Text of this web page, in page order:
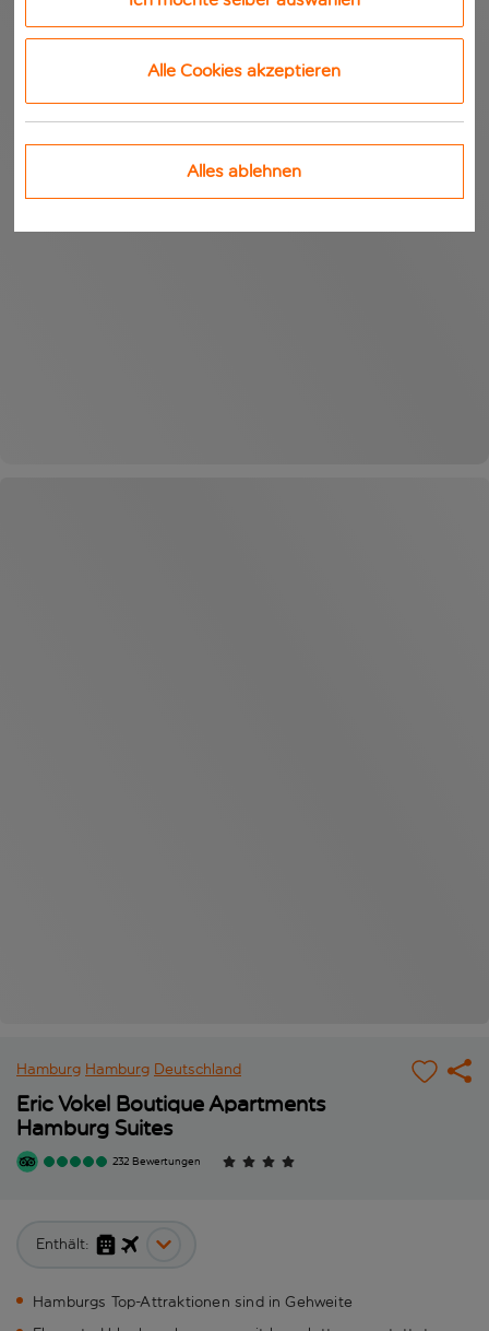
Hamburg Hamburg Deutschland
Eric Vokel Boutique Apartments
Hamburg Suites
232 Bewertungen
Enthält:
Hamburgs Top-Attraktionen sind in Gehweite
Alle Cookies akzeptieren
Alles ablehnen